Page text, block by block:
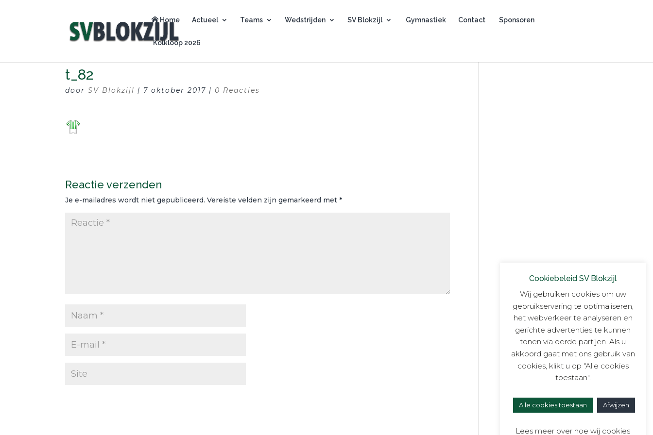
Home Actueel Teams Wedstrijden SV Blokzijl Gymnastiek Contact Sponsoren
Kolkloop 2026
t_82
doorSV Blokzijl | 7 oktober 2017 | 0 Reacties
Reactie verzenden
Je e-mailadres wordt niet gepubliceerd. Vereiste velden zijn gemarkeerd met*
Cookiebeleid SV Blokzijl
Wij gebruiken cookies om uw
gebruikservaring te optimaliseren,
het webverkeer te analyseren en
gerichte advertenties te kunnen
tonen via derde partijen. Als u
akkoord gaat met ons gebruik van
cookies, klikt u op "Alle cookies
toestaan".
Alle cookies toestaan Afwijzen
Lees meer over hoe wij cookies